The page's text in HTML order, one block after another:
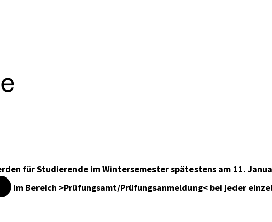
für Studierende im Wintersemester spätestens am 11.
im Bereich >Prüfungsamt/Prüfungsanmeldung< bei jeder